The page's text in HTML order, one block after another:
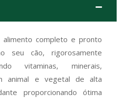
completo e pronto
seu cão, rigorosamente
vitaminas, minerais,
animal e vegetal de alta
proporcionando ótima